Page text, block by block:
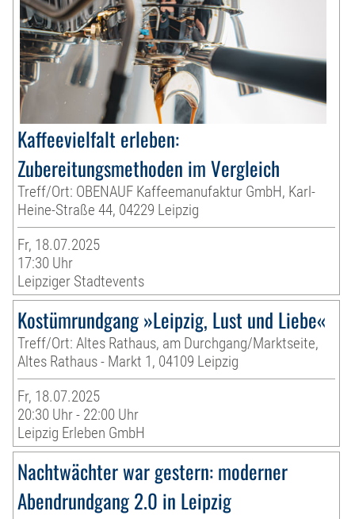
Kaffeevielfalt erleben:
Zubereitungsmethoden im Vergleich
Treff/Ort: OBENAUF Kaffeemanufaktur GmbH, Karl-
Heine-Straße 44, 04229 Leipzig
Fr, 18.07.2025
17:30 Uhr
Leipziger Stadtevents
Kostümrundgang »Leipzig, Lust und Liebe«
Treff/Ort: Altes Rathaus, am Durchgang/Marktseite,
Altes Rathaus - Markt 1, 04109 Leipzig
Fr, 18.07.2025
20:30 Uhr - 22:00 Uhr
Leipzig Erleben GmbH
Nachtwächter war gestern: moderner
Abendrundgang 2.0 in Leipzig